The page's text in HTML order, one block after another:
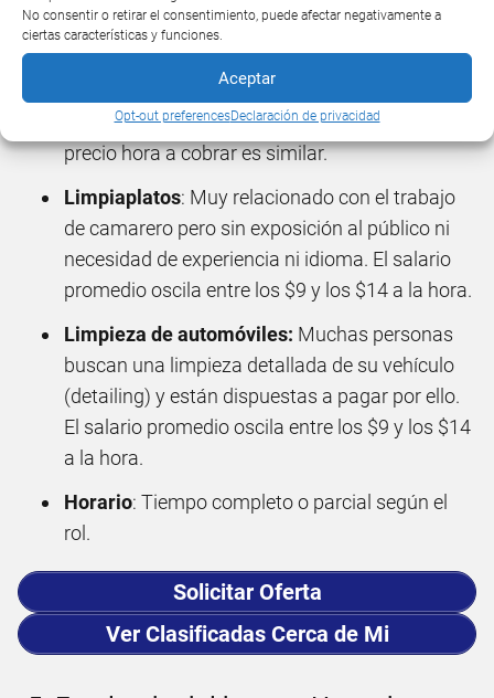
No consentir o retirar el consentimiento, puede afectar negativamente a
ciertas características y funciones.
Aceptar
Opt-out preferencesDeclaración de privacidad
empresa. El salario promedio oscila entre los $9
y los $14 a la hora.
: Caso idéntico al anterior pero en
lugar de en oficinas, en casas particulares. El
precio hora a cobrar es similar.
Limpiaplatos: Muy relacionado con el trabajo
de camarero pero sin exposición al público ni
necesidad de experiencia ni idioma. El salario
promedio oscila entre los $9 y los $14 a la hora.
Limpieza de automóviles: Muchas personas
buscan una limpieza detallada de su vehículo
(detailing) y están dispuestas a pagar por ello.
El salario promedio oscila entre los $9 y los $14
a la hora.
Horario: Tiempo completo o parcial según el
rol.
Solicitar Oferta
Ver Clasificadas Cerca de Mi